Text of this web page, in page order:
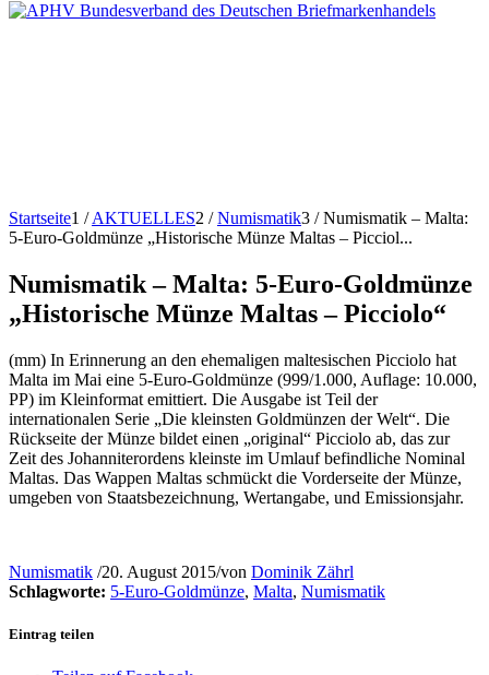
Startseite1 / AKTUELLES2 / Numismatik3 / Numismatik – Malta:
5-Euro-Goldmünze „Historische Münze Maltas – Picciol...
Numismatik – Malta: 5-Euro-Goldmünze
„Historische Münze Maltas – Picciolo“
(mm) In Erinnerung an den ehemaligen maltesischen Picciolo hat
Malta im Mai eine 5-Euro-Goldmünze (999/1.000, Auflage: 10.000,
PP) im Kleinformat emittiert. Die Ausgabe ist Teil der
internationalen Serie „Die kleinsten Goldmünzen der Welt“. Die
Rückseite der Münze bildet einen „original“ Picciolo ab, das zur
Zeit des Johanniterordens kleinste im Umlauf befindliche Nominal
Maltas. Das Wappen Maltas schmückt die Vorderseite der Münze,
umgeben von Staatsbezeichnung, Wertangabe, und Emissionsjahr.
Numismatik /20. August 2015/von Dominik Zährl
Schlagworte: 5-Euro-Goldmünze, Malta, Numismatik
Eintrag teilen